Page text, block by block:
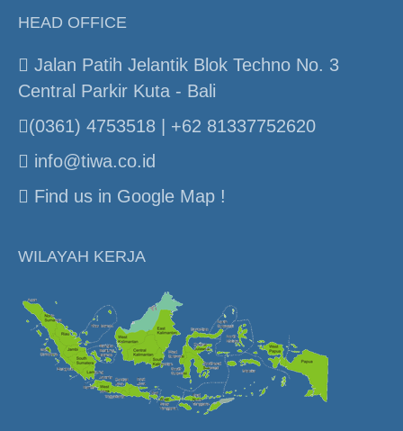
HEAD OFFICE
Jalan Patih Jelantik Blok Techno No. 3
Central Parkir Kuta - Bali
(0361) 4753518 | +62 81337752620
info@tiwa.co.id
Find us in Google Map !
WILAYAH KERJA